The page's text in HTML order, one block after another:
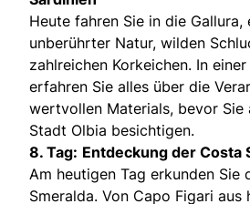
Heute fahren Sie in die Gallura,
unberührter Natur, wilden
zahlreichen Korkeichen. In
erfahren Sie alles über die
wertvollen Materials, bevor Sie
Stadt Olbia besichtigen.
8. Tag: Entdeckung der Costa
Am heutigen Tag erkunden Sie
Smeralda. Von Capo Figari aus